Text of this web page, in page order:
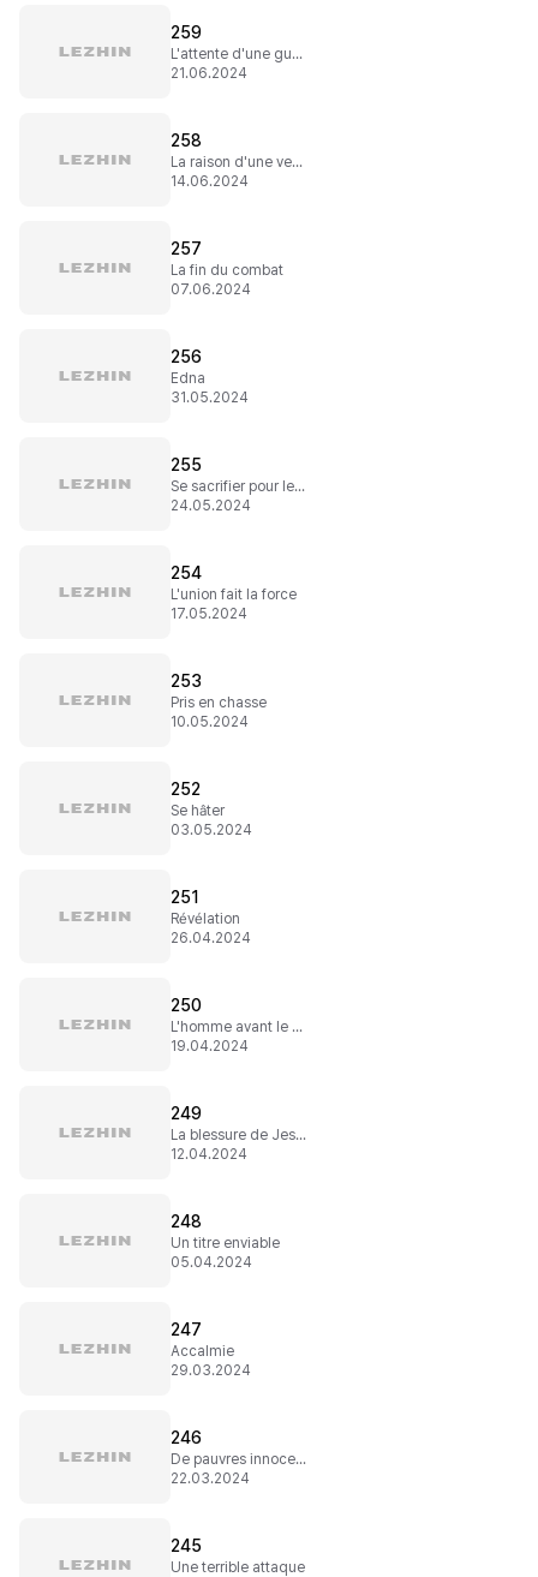
259
L'attente d'une guérison
21.06.2024
258
La raison d'une venue
14.06.2024
257
La fin du combat
07.06.2024
256
Edna
31.05.2024
255
Se sacrifier pour les autres
24.05.2024
254
L'union fait la force
17.05.2024
253
Pris en chasse
10.05.2024
252
Se hâter
03.05.2024
251
Révélation
26.04.2024
250
L'homme avant le noble
19.04.2024
249
La blessure de Jessica
12.04.2024
248
Un titre enviable
05.04.2024
247
Accalmie
29.03.2024
246
De pauvres innocents
22.03.2024
245
Une terrible attaque